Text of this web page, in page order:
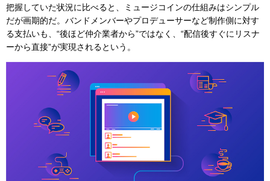
把握していた状況に比べると、ミュージコインの仕組みはシンプル
だが画期的だ。バンドメンバーやプロデューサーなど制作側に対す
る支払いも、“後ほど仲介業者から”ではなく、“配信後すぐにリスナ
ーから直接”が実現されるという。